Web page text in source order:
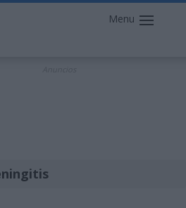
Menu